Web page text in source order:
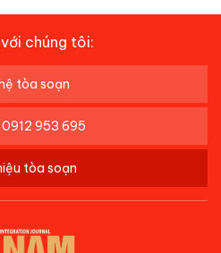
chúng tôi:
tòa soạn
0912 953 695
tòa soạn